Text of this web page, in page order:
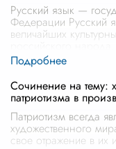
Русский язык —
Федерации Русский
величайших
Сочинение на тему:
патриотизма в
Патриотизм всегда
художественного
свое отражение в их